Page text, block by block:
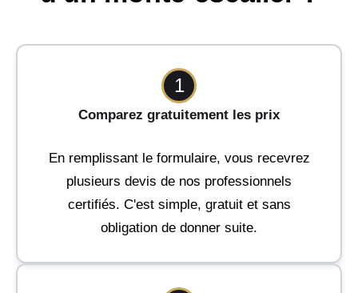
1
Comparez gratuitement les prix
En remplissant le formulaire, vous recevrez
plusieurs devis de nos professionnels
certifiés. C'est simple, gratuit et sans
obligation de donner suite.